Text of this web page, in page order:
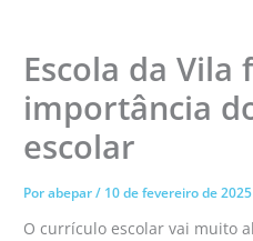
Escola da Vila
importância
escolar
Porabepar/ 10 de fevereiro de 2025
O currículo escolar vai muito